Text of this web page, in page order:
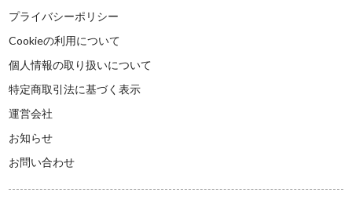
プライバシーポリシー
Cookieの利用について
個人情報の取り扱いについて
特定商取引法に基づく表示
運営会社
お知らせ
お問い合わせ